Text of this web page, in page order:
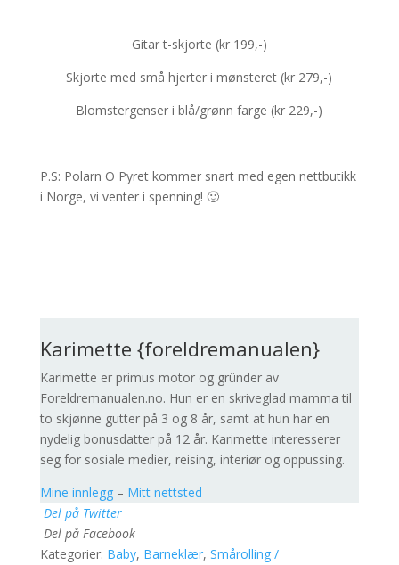
Gitar t-skjorte (kr 199,-)
Skjorte med små hjerter i mønsteret (kr 279,-)
Blomstergenser i blå/grønn farge (kr 229,-)
P.S: Polarn O Pyret kommer snart med egen nettbutikk
i Norge, vi venter i spenning! 🙂
Karimette {foreldremanualen}
Karimette er primus motor og gründer av
Foreldremanualen.no. Hun er en skriveglad mamma til
to skjønne gutter på 3 og 8 år, samt at hun har en
nydelig bonusdatter på 12 år. Karimette interesserer
seg for sosiale medier, reising, interiør og oppussing.
Mine innlegg– Mitt nettsted
Del på Twitter
Del på Facebook
Kategorier: Baby, Barneklær, Smårolling /